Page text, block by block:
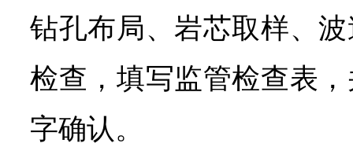
钻孔布局、岩芯取样、
检查，填写监管检查表
字确认。